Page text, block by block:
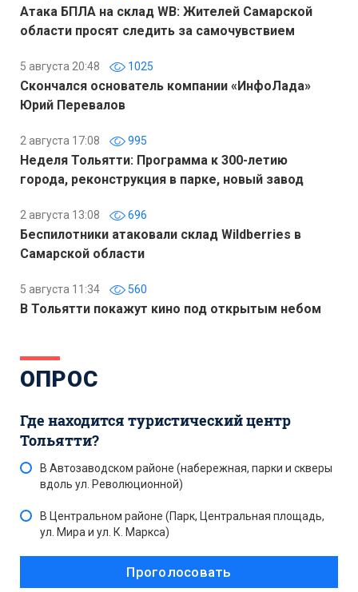
Атака БПЛА на склад WB: Жителей Самарской
области просят следить за самочувствием
5 августа 20:48 1025
Скончался основатель компании «ИнфоЛада»
Юрий Перевалов
2 августа 17:08 995
Неделя Тольятти: Программа к 300-летию
города, реконструкция в парке, новый завод
2 августа 13:08 696
Беспилотники атаковали склад Wildberries в
Самарской области
5 августа 11:34 560
В Тольятти покажут кино под открытым небом
ОПРОС
Где находится туристический центр
Тольятти?
В Автозаводском районе (набережная, парки и скверы
вдоль ул. Революционной)
В Центральном районе (Парк, Центральная площадь,
ул. Мира и ул. К. Маркса)